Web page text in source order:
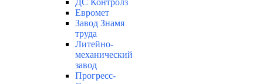
ДС Контролз
Евромет
Завод Знамя
труда
Литейно-
механический
завод
Прогресс-